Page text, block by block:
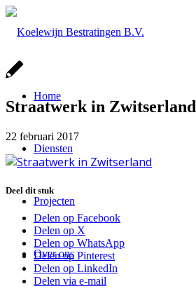
Home
Diensten
Projecten
Over ons
Straatwerk in Zwitserland
22 februari 2017
Deel dit stuk
Delen op Facebook
Delen op X
Delen op WhatsApp
Delen op Pinterest
Delen op LinkedIn
Delen via e-mail